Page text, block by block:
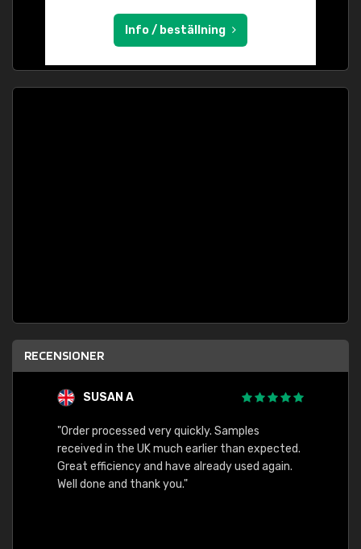
Info / beställning
RECENSIONER
SUSAN A
"Order processed very quickly. Samples
received in the UK much earlier than expected.
Great efficiency and have already used again.
Well done and thank you."